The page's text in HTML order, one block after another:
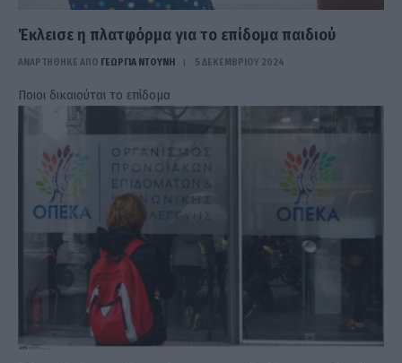
Έκλεισε η πλατφόρμα για το επίδομα παιδιού
ΑΝΑΡΤΗΘΗΚΕ ΑΠΟ ΓΕΩΡΓΊΑ ΝΤΟΎΝΗ 5 ΔΕΚΕΜΒΡΊΟΥ 2024
Ποιοι δικαιούται το επίδομα